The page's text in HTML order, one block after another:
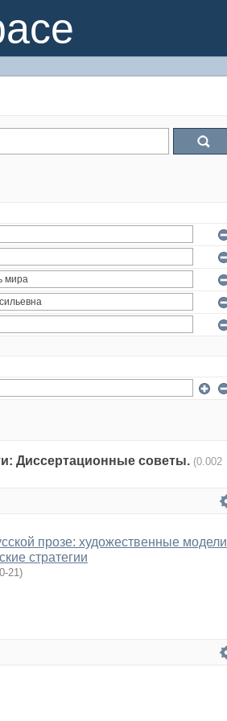
Диссертационные советы. (0.002
прозе: художественные модели
стратегии
21)